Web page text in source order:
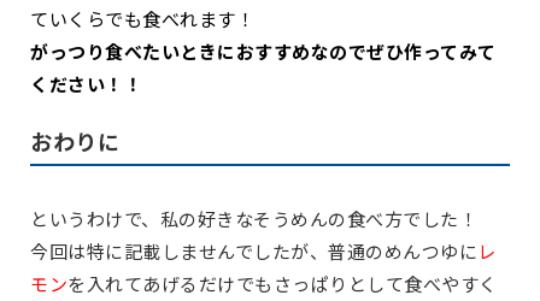
ていくらでも食べれます！
がっつり食べたいときにおすすめなのでぜひ作ってみて
ください！！
おわりに
というわけで、私の好きなそうめんの食べ方でした！
今回は特に記載しませんでしたが、普通のめんつゆにレ
モンを入れてあげるだけでもさっぱりとして食べやすく